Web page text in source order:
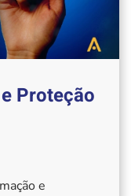
Proteção
e